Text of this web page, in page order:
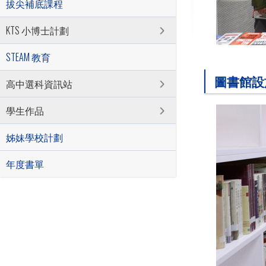
圖書館
拔尖補底課程
KTS 小博士計劃
STEAM 教育
高中選科資訊站
學生作品
姊妹學校計劃
年度書單